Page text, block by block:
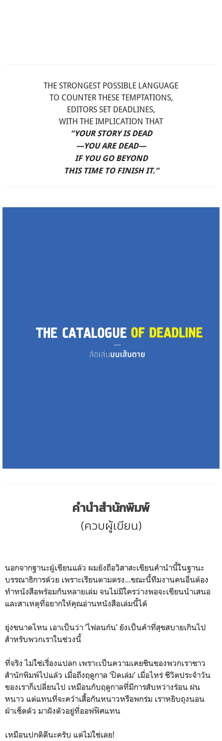
THE STRONGEST POSSIBLE LANGUAGE
TO COUNTER THESE TEMPTATIONS,
EDITORS SET DEADLINES,
WITH THE IMPLICATION THAT
“YOUR STORY IS DEAD
—YOU ARE DEAD—
IF YOU GO BEYOND
THIS TIME TO FINISH IT.”
คำนำสำนักพิมพ์
(ควบผู้เขียน)
นอกจากฐานะผู้เขียนแล้ว ผมยังถือวิสาสะเขียนคำนำนี้ในฐานะ
บรรณาธิการด้วย เพราะเรียนตามตรง...ขณะนี้ทีมงานคนอื่นต้อง
ทำหนังสือพร้อมกันหลายเล่ม จนไม่มีใครว่างพอจะเขียนนำเสนอ
และสาเหตุที่อยากให้คุณอ่านหนังสือเล่มนี้ได้
ยุ่งขนาดไหน เอาเป็นว่า ‘ไฟลนก้น’ ยังเป็นคำที่สุขสบายเกินไป
สำหรับพวกเราในช่วงนี้
ที่จริง ไม่ใช่เรื่องแปลก เพราะเป็นความเคยชินของพวกเราชาว
สำนักพิมพ์ไปแล้ว เมื่อถึงฤดูกาล ‘ปิดเล่ม’ เมื่อไหร่ ชีวิตประจำวัน
ของเราก็เปลี่ยนไป เหมือนกับฤดูกาลที่มีการสับหว่างร้อน ฝน
หนาว แต่แทนที่จะคว้าเสื้อกันหนาวหรือพกร่ม เราหยิบถุงนอน
ผ้าเช็ดตัว มาฝังตัวอยู่ที่ออฟฟิศแทน
เหมือนปกติดีนะครับ แต่ไม่ใช่เลย!